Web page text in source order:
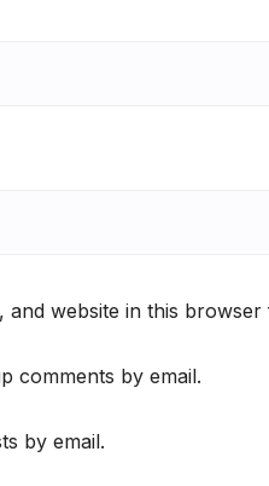
and website in this
comments by email.
by email.